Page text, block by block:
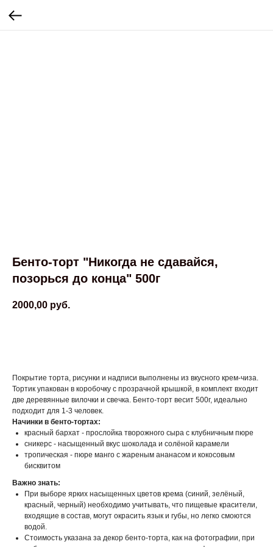
Бенто-торт "Никогда не сдавайся,
позорься до конца" 500г
2000,00 руб.
Покрытие торта, рисунки и надписи выполнены из вкусного крем-чиза.
Тортик упакован в коробочку с прозрачной крышкой, в комплект входит
две деревянные вилочки и свечка. Бенто-торт весит 500г, идеально
подходит для 1-3 человек.
Начинки в бенто-тортах:
красный бархат - прослойка творожного сыра с клубничным пюре
сникерс - насыщенный вкус шоколада и солёной карамели
тропическая - пюре манго с жареным ананасом и кокосовым
бисквитом
Важно знать:
При выборе ярких насыщенных цветов крема (синий, зелёный,
красный, черный) необходимо учитывать, что пищевые красители,
входящие в состав, могут окрасить язык и губы, но легко смоются
водой.
Стоимость указана за декор бенто-торта, как на фотографии, при